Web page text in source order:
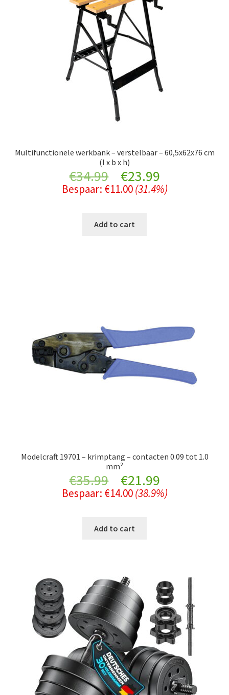
Multifunctionele werkbank – verstelbaar – 60,5x62x76 cm
(l x b x h)
€34.99
Original
price
was:
€23.99Current
price
Bespaar: €11.00 (31.4%)
Add to cart
Modelcraft 19701 – krimptang – contacten 0.09 tot 1.0
mm²
€35.99
Original
price
was:
€21.99Current
price
Bespaar: €14.00 (38.9%)
Add to cart